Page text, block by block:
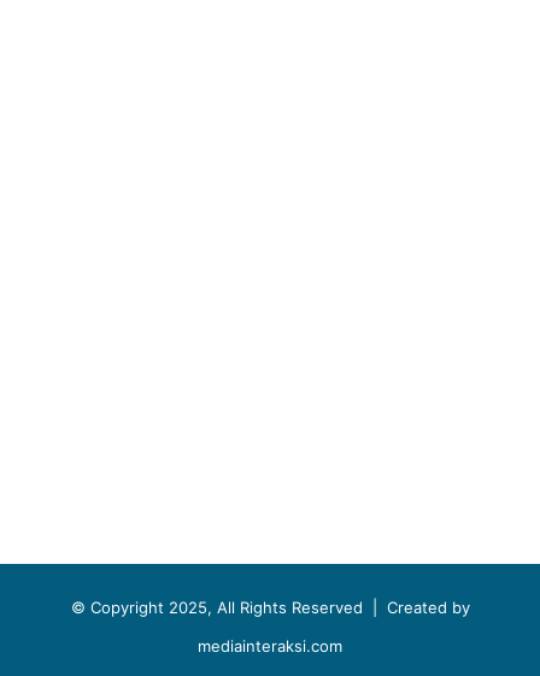
© Copyright 2025, All Rights Reserved | Created by
mediainteraksi.com